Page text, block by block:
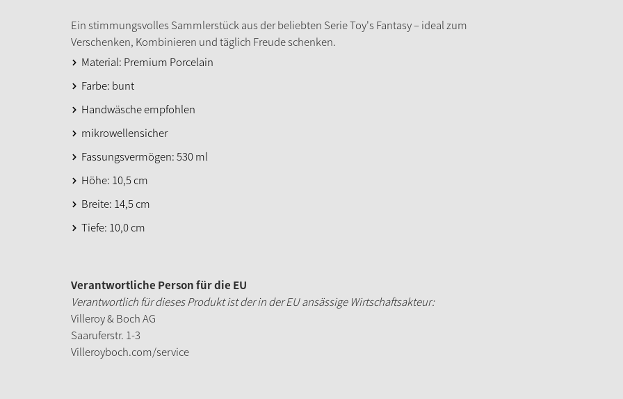
Ein stimmungsvolles Sammlerstück aus der beliebten Serie Toy's Fantasy – ideal zum
Verschenken, Kombinieren und täglich Freude schenken.
Material: Premium Porcelain
Farbe: bunt
Handwäsche empfohlen
mikrowellensicher
Fassungsvermögen: 530 ml
Höhe: 10,5 cm
Breite: 14,5 cm
Tiefe: 10,0 cm
Verantwortliche Person für die EU
Verantwortlich für dieses Produkt ist der in der EU ansässige Wirtschaftsakteur:
Villeroy & Boch AG
Saaruferstr. 1-3
Villeroyboch.com/service